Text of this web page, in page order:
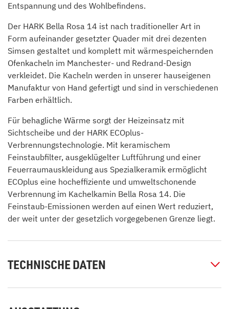
Entspannung und des Wohlbefindens.
Der HARK Bella Rosa 14 ist nach traditioneller Art in
Form aufeinander gesetzter Quader mit drei dezenten
Simsen gestaltet und komplett mit wärmespeichernden
Ofenkacheln im Manchester- und Redrand-Design
verkleidet. Die Kacheln werden in unserer hauseigenen
Manufaktur von Hand gefertigt und sind in verschiedenen
Farben erhältlich.
Für behagliche Wärme sorgt der Heizeinsatz mit
Sichtscheibe und der HARK ECOplus-
Verbrennungstechnologie. Mit keramischem
Feinstaubfilter, ausgeklügelter Luftführung und einer
Feuerraumauskleidung aus Spezialkeramik ermöglicht
ECOplus eine hocheffiziente und umweltschonende
Verbrennung im Kachelkamin Bella Rosa 14. Die
Feinstaub-Emissionen werden auf einen Wert reduziert,
der weit unter der gesetzlich vorgegebenen Grenze liegt.
TECHNISCHE DATEN